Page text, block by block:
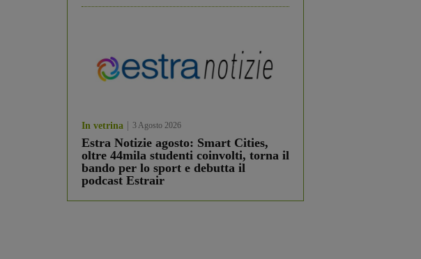
In vetrina 3 Agosto 2026
Estra Notizie agosto: Smart Cities,
oltre 44mila studenti coinvolti, torna il
bando per lo sport e debutta il
podcast Estrair